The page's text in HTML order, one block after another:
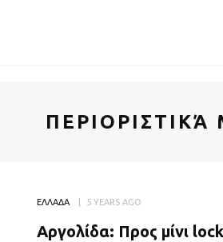
ΠΕΡΙΟΡΙΣΤΙΚΆ
ΕΛΛΑΔΑ 5 YEARS AGO
Αργολίδα: Προς μίνι